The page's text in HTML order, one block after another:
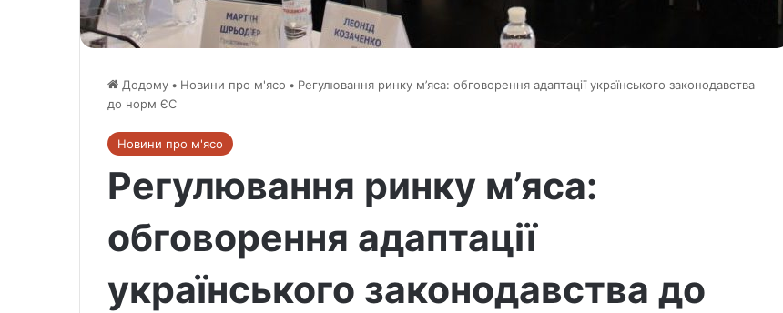
Додому • Новини про м'ясо • Регулювання ринку м’яса: обговорення адаптації українського законодавства
до норм ЄС
Новини про м'ясо
Регулювання ринку м’яса:
обговорення адаптації
українського законодавства до